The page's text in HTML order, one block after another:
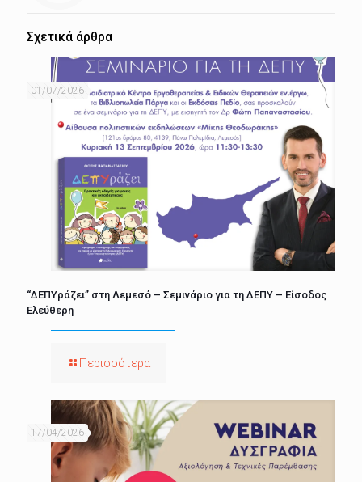
Σχετικά άρθρα
01/07/2026
“ΔΕΠΥράζει” στη Λεμεσό – Σεμινάριο για τη ΔΕΠΥ – Είσοδος
Ελεύθερη
Περισσότερα
17/04/2026